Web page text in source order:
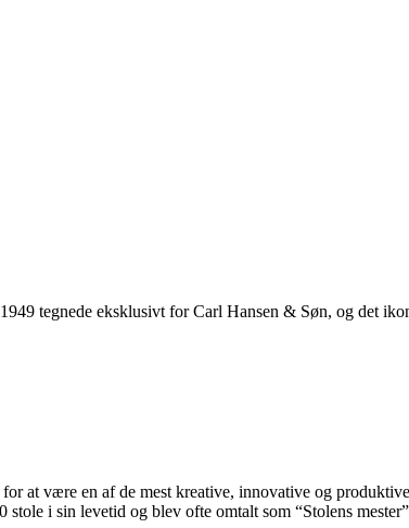
tegnede eksklusivt for Carl Hansen & Søn, og det
at være en af de mest kreative, innovative og
stole i sin levetid og blev ofte omtalt som “Stolens